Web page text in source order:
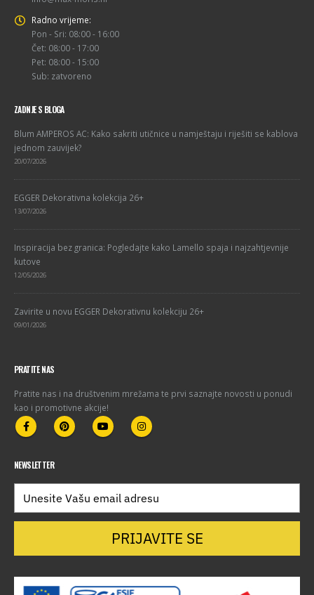
Radno vrijeme:
Pon - Sri: 08:00 - 16:00
Čet: 08:00 - 17:00
Pet: 08:00 - 15:00
Sub: zatvoreno
ZADNJE S BLOGA
Blum AMPEROS AC: Kako sakriti utičnice u namještaju i riješiti se kablova
jednom zauvijek?
20/07/2026
EGGER Dekorativna kolekcija 26+
13/07/2026
Inspiracija bez granica: Pogledajte kako Lamello spaja i najzahtjevnije
kutove
12/05/2026
Zavirite u novu EGGER Dekorativnu kolekciju 26+
09/01/2026
PRATITE NAS
Pratite nas i na društvenim mrežama te prvi saznajte novosti u ponudi
kao i promotivne akcije!
NEWSLETTER
PRIJAVITE SE